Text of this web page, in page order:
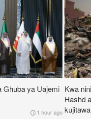
Ghuba ya Uajemi
1 hour ago
Kwa
Hashd